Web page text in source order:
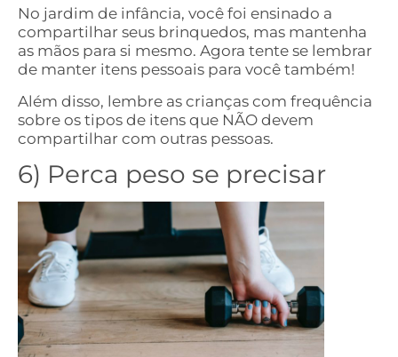
No jardim de infância, você foi ensinado a
compartilhar seus brinquedos, mas mantenha
as mãos para si mesmo. Agora tente se lembrar
de manter itens pessoais para você também!
Além disso, lembre as crianças com frequência
sobre os tipos de itens que NÃO devem
compartilhar com outras pessoas.
6) Perca peso se precisar